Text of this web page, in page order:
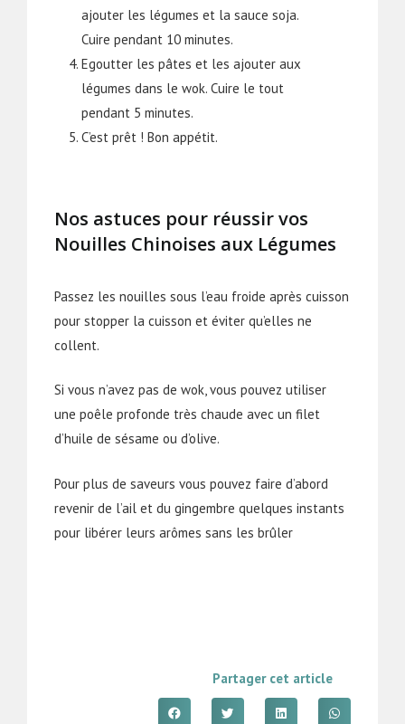
ajouter les légumes et la sauce soja.
Cuire pendant 10 minutes.
Egoutter les pâtes et les ajouter aux
légumes dans le wok. Cuire le tout
pendant 5 minutes.
C’est prêt ! Bon appétit.
Nos astuces pour réussir vos
Nouilles Chinoises aux Légumes
Passez les nouilles sous l’eau froide après cuisson
pour stopper la cuisson et éviter qu’elles ne
collent.
Si vous n’avez pas de wok, vous pouvez utiliser
une poêle profonde très chaude avec un filet
d’huile de sésame ou d’olive.
Pour plus de saveurs vous pouvez faire d’abord
revenir de l’ail et du gingembre quelques instants
pour libérer leurs arômes sans les brûler
Partager cet article